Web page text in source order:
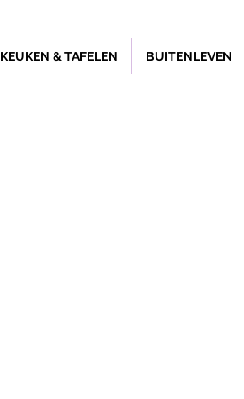
KEUKEN & TAFELEN BUITENLEVEN